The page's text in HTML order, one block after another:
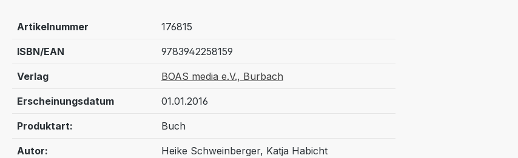
Artikelnummer 176815
ISBN/EAN 9783942258159
Verlag BOAS media e.V., Burbach
Erscheinungsdatum 01.01.2016
Produktart: Buch
Autor: Heike Schweinberger, Katja Habicht